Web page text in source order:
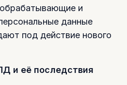
и
данные
под действие нового
и её последствия